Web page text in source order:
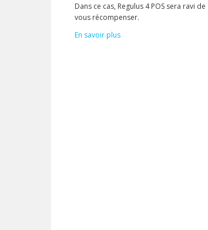
Dans ce cas, Regulus 4 POS sera ravi de
vous récompenser.
En savoir plus